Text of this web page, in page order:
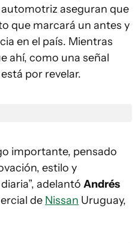
aseguran que
que marcará un antes y
en el país. Mientras
ahí, como una señal
por revelar.
importante, pensado
estilo y
adelantó Andrés
de Nissan Uruguay,